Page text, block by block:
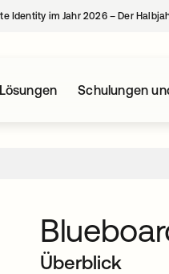
Identity im Jahr 2026 – Der
Lösungen Schulungen
Überblick